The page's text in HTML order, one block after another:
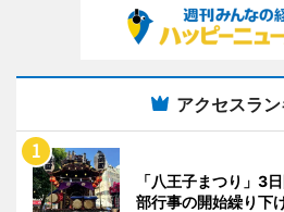
アクセスラ
「八王子まつり」3
部行事の開始繰り下